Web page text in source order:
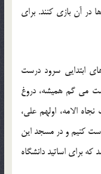
در آن بازی کنند. برای
ابتدایی سرود درست
می گم همیشه، دروغ
الامه، اولهم علی،
کنیم و در مسجد این
برای اساتید دانشگاه